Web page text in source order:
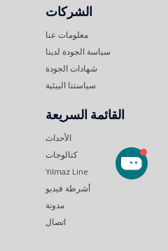
الشركات
معلومات عنا
سياسة الجودة لدينا
شهادات الجودة
سياستنا البيئية
القائمة السريعة
الأحداث
كتالوجات
Yılmaz Line
أشرطة فيديو
مدونة
اتصال